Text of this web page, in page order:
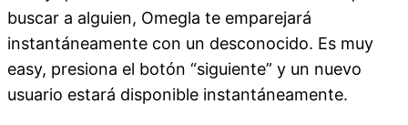
buscar a alguien, Omegla te emparejará
instantáneamente con un desconocido. Es muy
easy, presiona el botón “siguiente” y un nuevo
usuario estará disponible instantáneamente.